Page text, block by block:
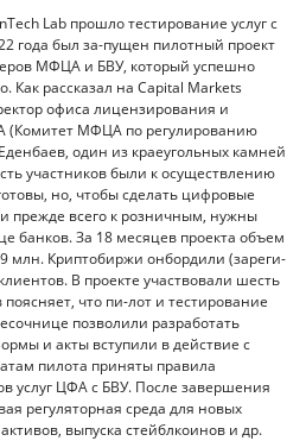
Lab прошло тестирование услуг с
года был за-пущен пилотный проект
МФЦА и БВУ, который успешно
Как рассказал на Capital Markets
офиса лицензирования и
(Комитет МФЦА по регулированию
один из краеугольных камней
участников были к осуществлению
но, чтобы сделать цифровые
прежде всего к розничным, нужны
банков. За 18 месяцев проекта объем
млн. Криптобиржи онбордили (зареги-
В проекте участвовали шесть
что пи-лот и тестирование
позволили разработать
и акты вступили в действие с
пилота приняты правила
услуг ЦФА с БВУ. После завершения
регуляторная среда для новых
выпуска стейблкоинов и др.